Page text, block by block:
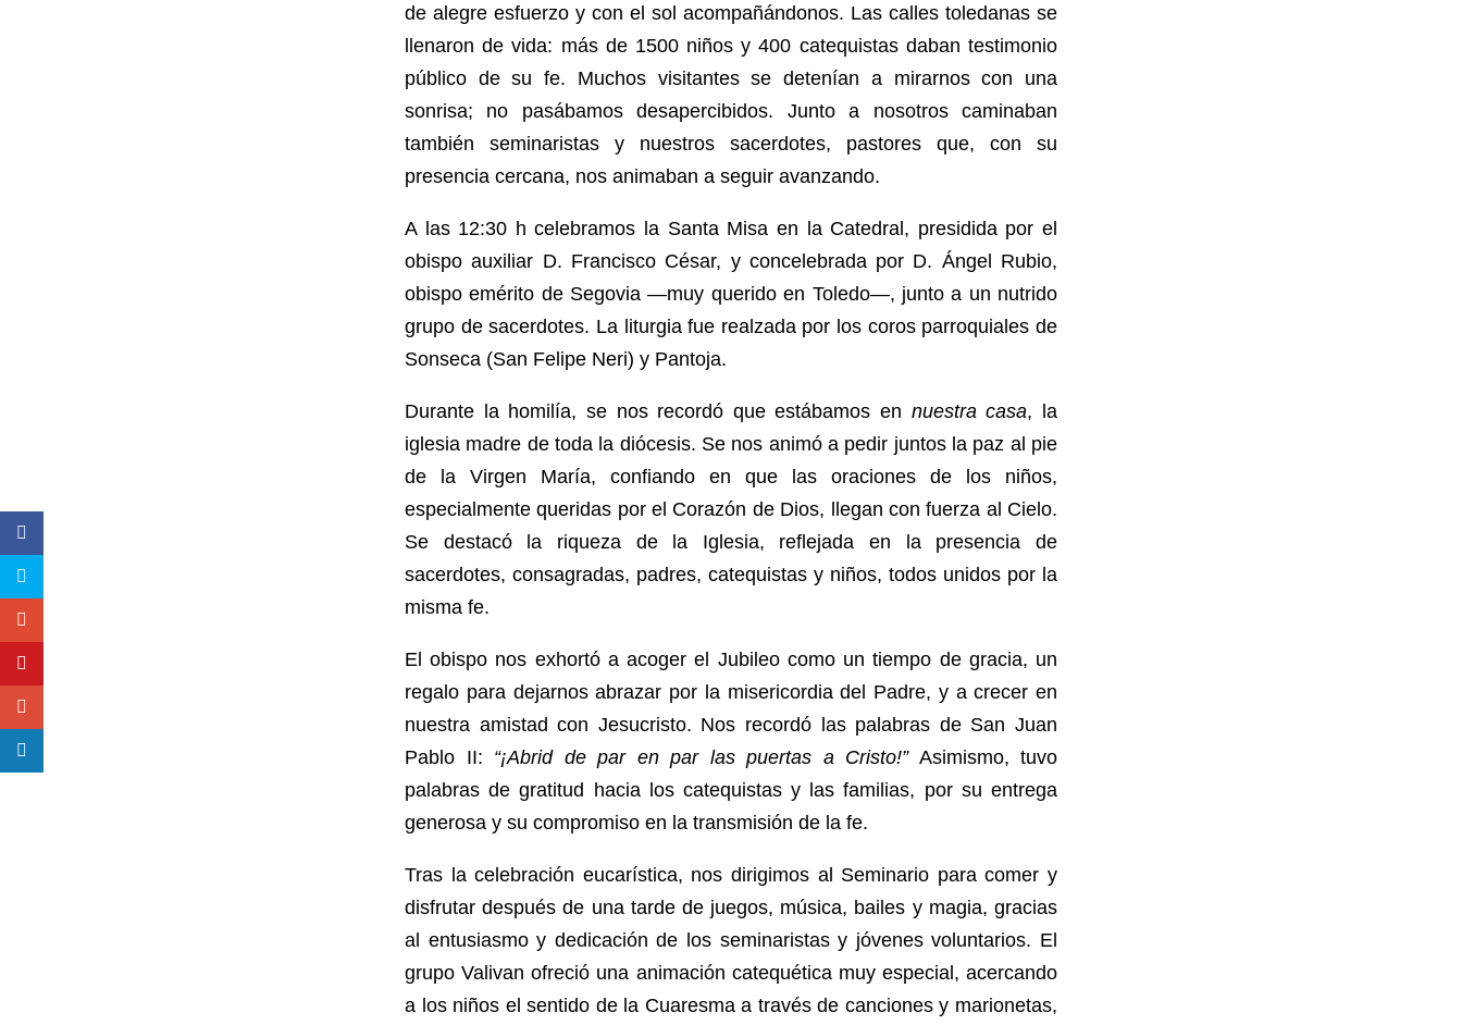
de alegre esfuerzo y con el sol acompañándonos. Las calles toledanas se
llenaron de vida: más de 1500 niños y 400 catequistas daban testimonio
público de su fe. Muchos visitantes se detenían a mirarnos con una
sonrisa; no pasábamos desapercibidos. Junto a nosotros caminaban
también seminaristas y nuestros sacerdotes, pastores que, con su
presencia cercana, nos animaban a seguir avanzando.
A las 12:30 h celebramos la Santa Misa en la Catedral, presidida por el
obispo auxiliar D. Francisco César, y concelebrada por D. Ángel Rubio,
obispo emérito de Segovia —muy querido en Toledo—, junto a un nutrido
grupo de sacerdotes. La liturgia fue realzada por los coros parroquiales de
Sonseca (San Felipe Neri) y Pantoja.
Durante la homilía, se nos recordó que estábamos en nuestra casa, la
iglesia madre de toda la diócesis. Se nos animó a pedir juntos la paz al pie
de la Virgen María, confiando en que las oraciones de los niños,
especialmente queridas por el Corazón de Dios, llegan con fuerza al Cielo.
Se destacó la riqueza de la Iglesia, reflejada en la presencia de
sacerdotes, consagradas, padres, catequistas y niños, todos unidos por la
misma fe.
El obispo nos exhortó a acoger el Jubileo como un tiempo de gracia, un
regalo para dejarnos abrazar por la misericordia del Padre, y a crecer en
nuestra amistad con Jesucristo. Nos recordó las palabras de San Juan
Pablo II: “¡Abrid de par en par las puertas a Cristo!”Asimismo, tuvo
palabras de gratitud hacia los catequistas y las familias, por su entrega
generosa y su compromiso en la transmisión de la fe.
Tras la celebración eucarística, nos dirigimos al Seminario para comer y
disfrutar después de una tarde de juegos, música, bailes y magia, gracias
al entusiasmo y dedicación de los seminaristas y jóvenes voluntarios. El
grupo Valivan ofreció una animación catequética muy especial, acercando
a los niños el sentido de la Cuaresma a través de canciones y marionetas,